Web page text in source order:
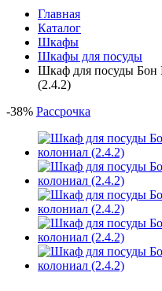
Главная
Каталог
Шкафы
Шкафы для посуды
Шкаф для посуды Бон
(2.4.2)
-38% Рассрочка